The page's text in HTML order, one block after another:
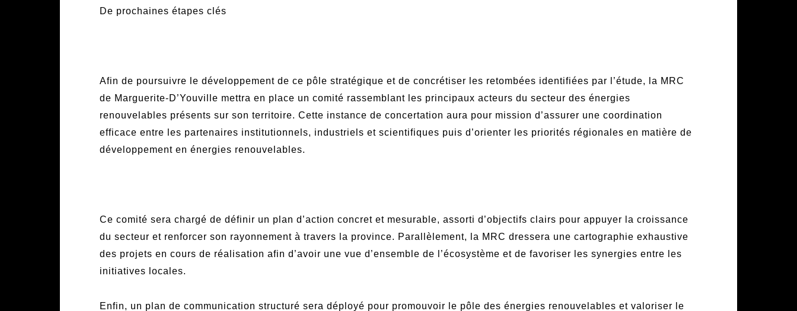
De prochaines étapes clés
Afin de poursuivre le développement de ce pôle stratégique et de concrétiser les retombées identifiées par l’étude, la MRC
de Marguerite-D’Youville mettra en place un comité rassemblant les principaux acteurs du secteur des énergies
renouvelables présents sur son territoire. Cette instance de concertation aura pour mission d’assurer une coordination
efficace entre les partenaires institutionnels, industriels et scientifiques puis d’orienter les priorités régionales en matière de
développement en énergies renouvelables.
Ce comité sera chargé de définir un plan d’action concret et mesurable, assorti d’objectifs clairs pour appuyer la croissance
du secteur et renforcer son rayonnement à travers la province. Parallèlement, la MRC dressera une cartographie exhaustive
des projets en cours de réalisation afin d’avoir une vue d’ensemble de l’écosystème et de favoriser les synergies entre les
initiatives locales.
Enfin, un plan de communication structuré sera déployé pour promouvoir le pôle des énergies renouvelables et valoriser le